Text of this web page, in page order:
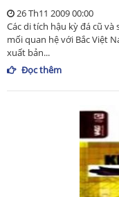
26 Th11 2009 00:00
Các di tích hậu kỳ đá cũ
mối quan hệ với Bắc Việt
xuất bản...
Đọc thêm